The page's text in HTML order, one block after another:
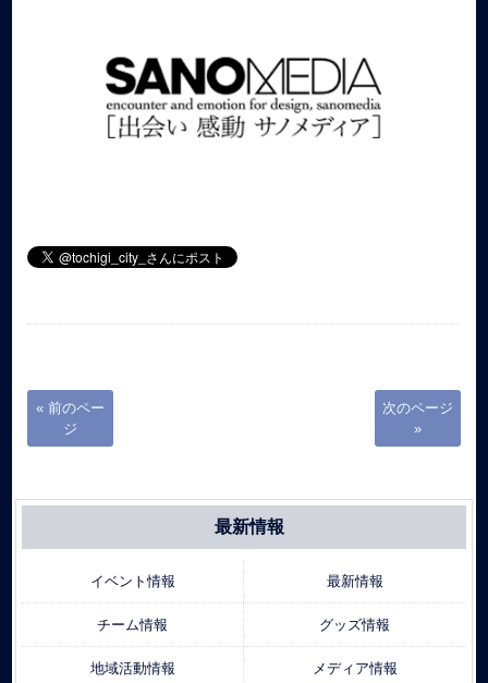
« 前のペー
ジ
次のページ
»
最新情報
イベント情報 最新情報
チーム情報 グッズ情報
地域活動情報 メディア情報